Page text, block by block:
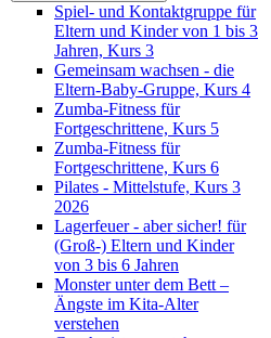
Spiel- und Kontaktgruppe für
Eltern und Kinder von 1 bis 3
Jahren, Kurs 3
Gemeinsam wachsen - die
Eltern-Baby-Gruppe, Kurs 4
Zumba-Fitness für
Fortgeschrittene, Kurs 5
Zumba-Fitness für
Fortgeschrittene, Kurs 6
Pilates - Mittelstufe, Kurs 3
2026
Lagerfeuer - aber sicher! für
(Groß-) Eltern und Kinder
von 3 bis 6 Jahren
Monster unter dem Bett –
Ängste im Kita-Alter
verstehen